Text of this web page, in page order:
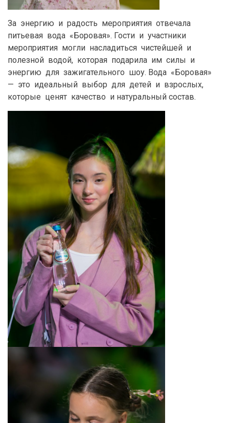
За энергию и радость мероприятия отвечала
питьевая вода «Боровая». Гости и участники
мероприятия могли насладиться чистейшей и
полезной водой, которая подарила им силы и
энергию для зажигательного шоу. Вода «Боровая»
— это идеальный выбор для детей и взрослых,
которые ценят качество и натуральный состав.